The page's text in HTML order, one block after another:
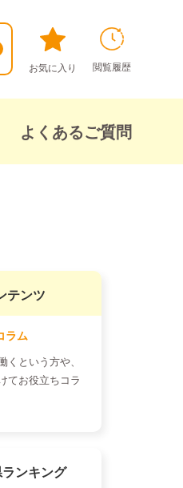
お気に入り 閲覧履歴
よくあるご質問
テンツ
ラム
くという方や、
てお役立ちコラ
ンキング